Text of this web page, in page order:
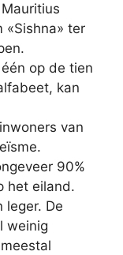
«Sishna» ter
op de tien
kan
van
90%
het eiland.
leger. De
weinig